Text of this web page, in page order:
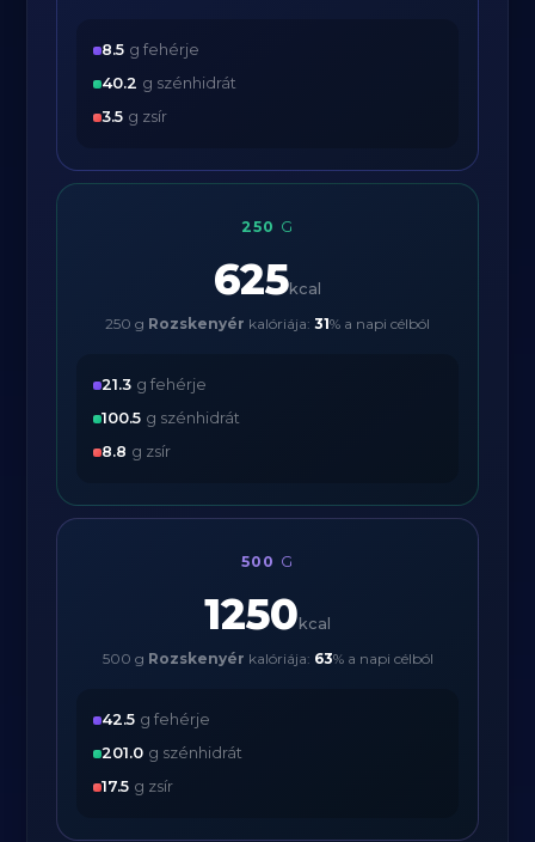
8.5 g fehérje
40.2 g szénhidrát
3.5 g zsír
250 G
625kcal
250 g Rozskenyér kalóriája: 31% a napi célból
21.3 g fehérje
100.5 g szénhidrát
8.8 g zsír
500 G
1250 kcal
500 g Rozskenyér kalóriája: 63% a napi célból
42.5 g fehérje
201.0 g szénhidrát
17.5 g zsír